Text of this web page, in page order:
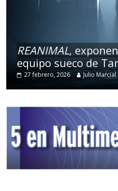
REANIMAL,
equipo sueco de
27 febrero, 2026 Julio